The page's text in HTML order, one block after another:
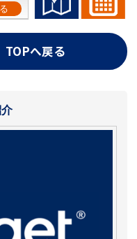
TOPへ戻る